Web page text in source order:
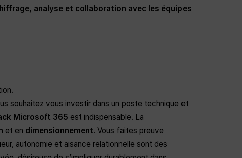
analyse et collaboration avec les équipes
souhaitez vous investir dans un poste technique et
Microsoft 365 est indispensable. La
et en dimensionnement. Vous faites preuve
autonomie et aisance relationnelle sont des